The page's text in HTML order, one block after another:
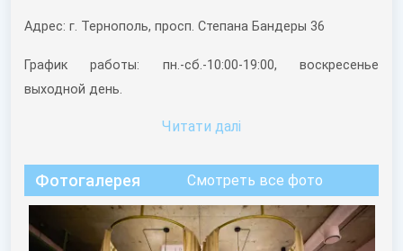
Адрес: г. Тернополь, просп. Степана Бандеры 36
График работы: пн.-сб.-10:00-19:00, воскресенье
выходной день.
Читати далi
Фотогалерея Смотреть все фото